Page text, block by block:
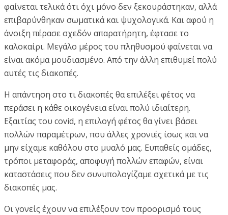
φαίνεται τελικά ότι όχι μόνο δεν ξεκουράστηκαν, αλλά
επιβαρύνθηκαν σωματικά και ψυχολογικά. Και αφού η
άνοιξη πέρασε σχεδόν απαρατήρητη, έφτασε το
καλοκαίρι. Μεγάλο μέρος του πληθυσμού φαίνεται να
είναι ακόμα μουδιασμένο. Από την άλλη επιθυμεί πολύ
αυτές τις διακοπές.
Η απάντηση στο τι διακοπές θα επιλέξει φέτος να
περάσει η κάθε οικογένεια είναι πολύ ιδιαίτερη.
Εξαιτίας του covid, η επιλογή φέτος θα γίνει βάσει
πολλών παραμέτρων, που άλλες χρονιές ίσως και να
μην είχαμε καθόλου στο μυαλό μας. Ευπαθείς ομάδες,
τρόποι μεταφοράς, αποφυγή πολλών επαφών, είναι
καταστάσεις που δεν συνυπολογίζαμε σχετικά με τις
διακοπές μας.
Οι γονείς έχουν να επιλέξουν τον προορισμό τους